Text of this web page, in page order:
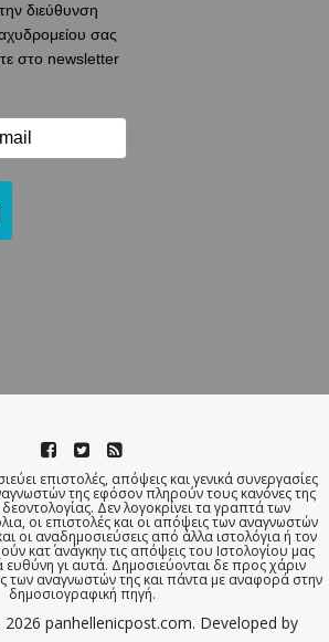
διεύθυνση
σας
στο newsletter
επιστολές, απόψεις και γενικά συνεργασίες
της εφόσον πληρούν τους κανόνες της
Δεν λογοκρίνει τα γραπτά των
οι επιστολές και οι απόψεις των αναγνωστών
οι αναδημοσιεύσεις από άλλα ιστολόγια ή τον
κατ΄ ανάγκην τις απόψεις του Ιστολογίου μας
ευθύνη γι αυτά. Δημοσιεύονται δε προς χάριν
των αναγνωστών της και πάντα με αναφορά στην
δημοσιογραφική πηγή.
panhellenicpost.com. Developed by